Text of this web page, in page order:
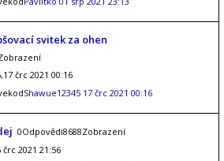
svitek za ohen
,17 črc 2021 00:16
Shawue12345 17 črc 2021 00:16
0Odpovědi8688Zobrazení
črc 2021 21:56